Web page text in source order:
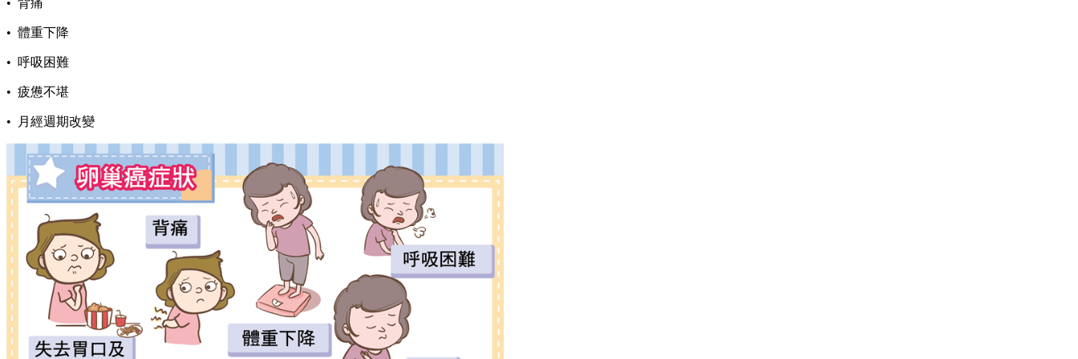
• 體重下降
• 呼吸困難
• 疲憊不堪
• 月經週期改變